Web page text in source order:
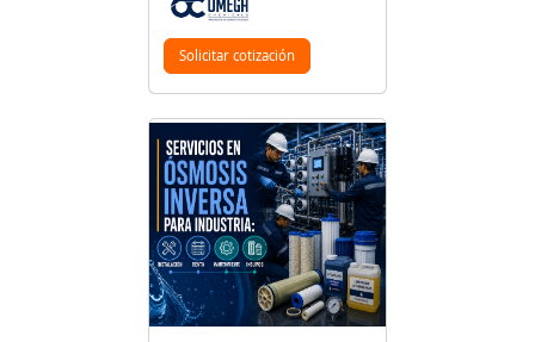
Solicitar cotización